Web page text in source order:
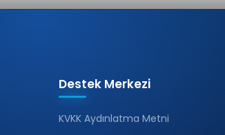
Destek Merkezi
KVKK Aydınlatma Metni